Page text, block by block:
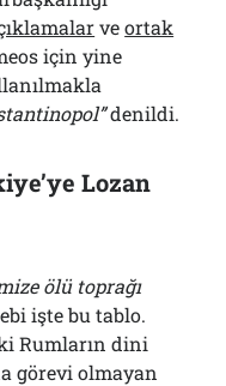
veortak
için yine
denildi.
Lozan
ölü toprağı
işte bu tablo.
Rumların dini
görevi olmayan